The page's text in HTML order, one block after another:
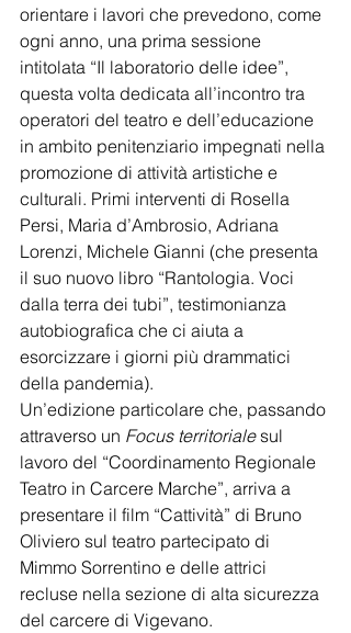
orientare i lavori che prevedono, come
ogni anno, una prima sessione
intitolata “Il laboratorio delle idee”,
questa volta dedicata all’incontro tra
operatori del teatro e dell’educazione
in ambito penitenziario impegnati nella
promozione di attività artistiche e
culturali. Primi interventi di Rosella
Persi, Maria d’Ambrosio, Adriana
Lorenzi, Michele Gianni (che presenta
il suo nuovo libro “Rantologia. Voci
dalla terra dei tubi”, testimonianza
autobiografica che ci aiuta a
esorcizzare i giorni più drammatici
della pandemia).
Un’edizione particolare che, passando
attraverso un Focus territoriale sul
lavoro del “Coordinamento Regionale
Teatro in Carcere Marche”, arriva a
presentare il film “Cattività” di Bruno
Oliviero sul teatro partecipato di
Mimmo Sorrentino e delle attrici
recluse nella sezione di alta sicurezza
del carcere di Vigevano.